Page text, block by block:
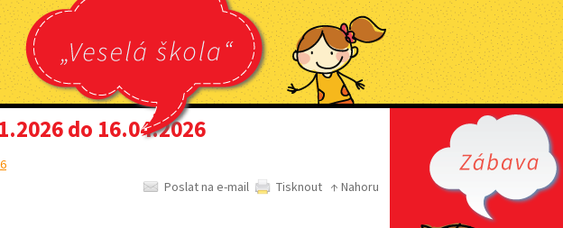
do 16.04.2026
Poslat na e-mail Tisknout ↑ Nahoru